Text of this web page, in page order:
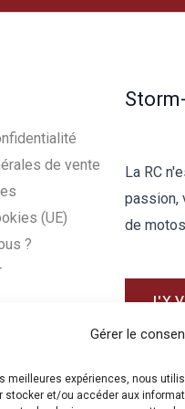
Gérer le
meilleures expériences, nous
stocker et/ou accéder aux
de vente
(UE)
?
La RC
passion,
de motos
J'Y